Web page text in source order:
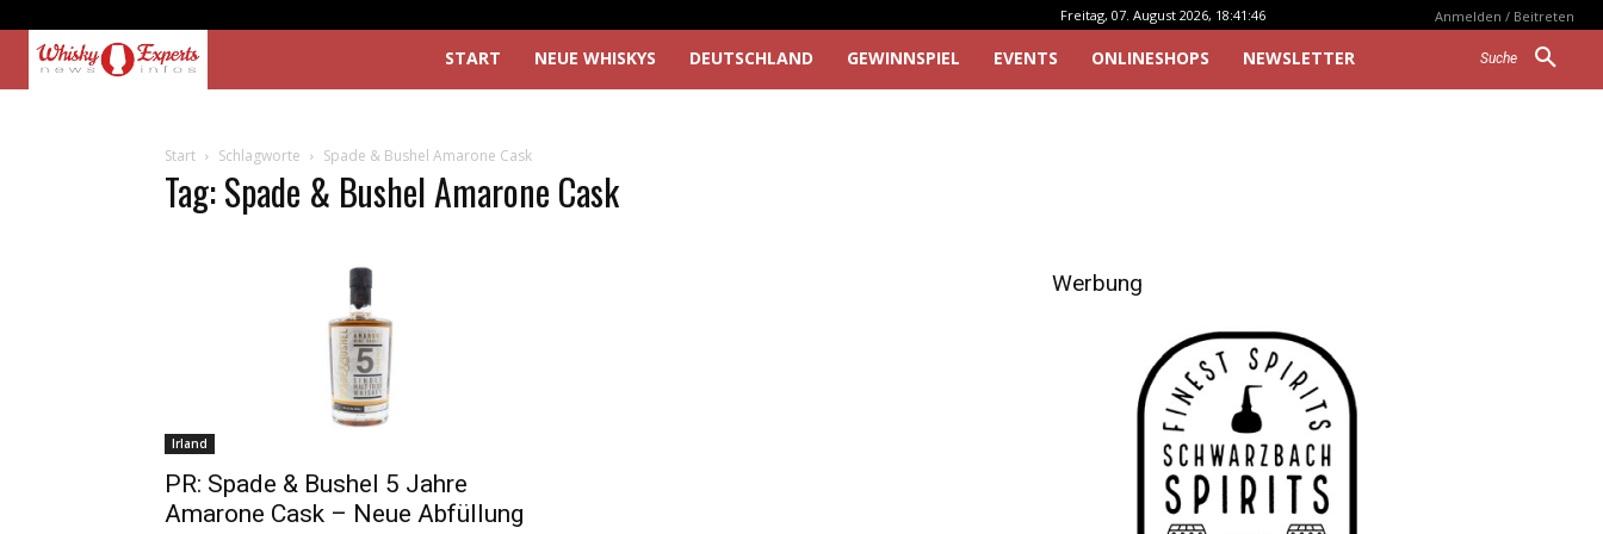
Freitag, 07. August 2026, 18:41:46 Anmelden / Beitreten
Suche
START NEUE WHISKYS DEUTSCHLAND GEWINNSPIEL EVENTS ONLINESHOPS NEWSLETTER
Start Schlagworte Spade & Bushel Amarone Cask
Tag: Spade & Bushel Amarone Cask
Irland
PR: Spade & Bushel 5 Jahre
Amarone Cask – Neue Abfüllung
Werbung